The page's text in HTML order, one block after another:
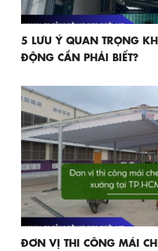
5 LƯU Ý QUAN TRỌNG
ĐỘNG CẦN PHẢI BIẾT?
ĐƠN VỊ THI CÔNG MÁI